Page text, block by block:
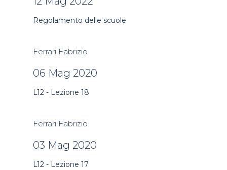
Regolamento delle scuole
Ferrari Fabrizio
06 Mag 2020
L12 - Lezione 18
Ferrari Fabrizio
03 Mag 2020
L12 - Lezione 17